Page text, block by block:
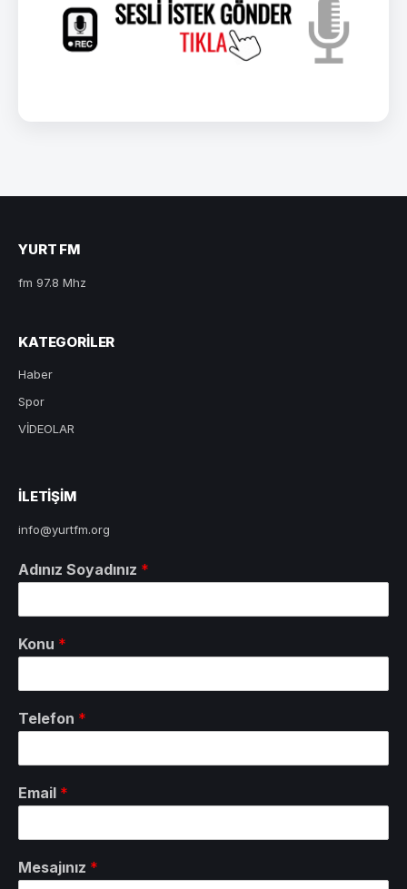
YURT FM
fm 97.8 Mhz
KATEGORILER
Haber
Spor
VİDEOLAR
ILETIŞIM
info@yurtfm.org
Adınız Soyadınız *
Konu *
Telefon *
Email *
Mesajınız *